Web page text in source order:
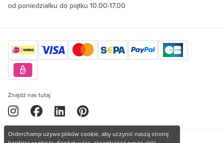
od poniedziałku do piątku 10.00-17.00
Znajdź nas tutaj
Orderchamp używa plików cookie, aby uczynić naszą stronę